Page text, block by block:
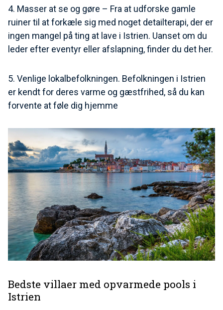
4. Masser at se og gøre – Fra at udforske gamle
ruiner til at forkæle sig med noget detailterapi, der er
ingen mangel på ting at lave i Istrien. Uanset om du
leder efter eventyr eller afslapning, finder du det her.
5. Venlige lokalbefolkningen. Befolkningen i Istrien
er kendt for deres varme og gæstfrihed, så du kan
forvente at føle dig hjemme
Bedste villaer med opvarmede pools i
Istrien